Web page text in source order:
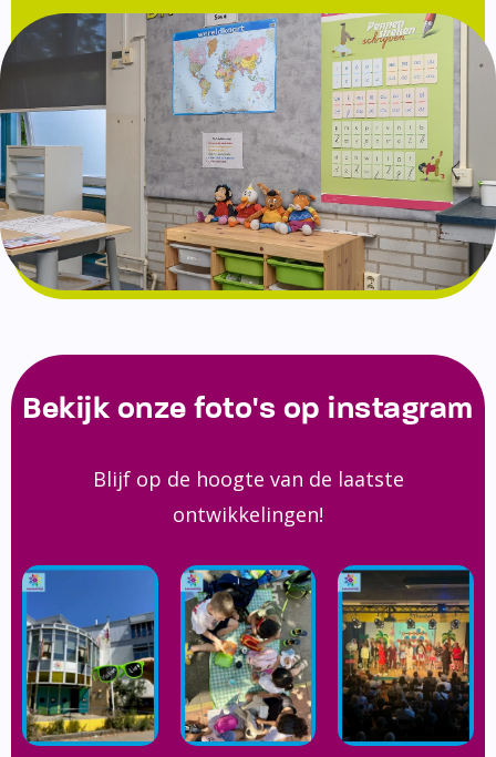
Bekijk onze foto's op instagram
Blijf op de hoogte van de laatste
ontwikkelingen!